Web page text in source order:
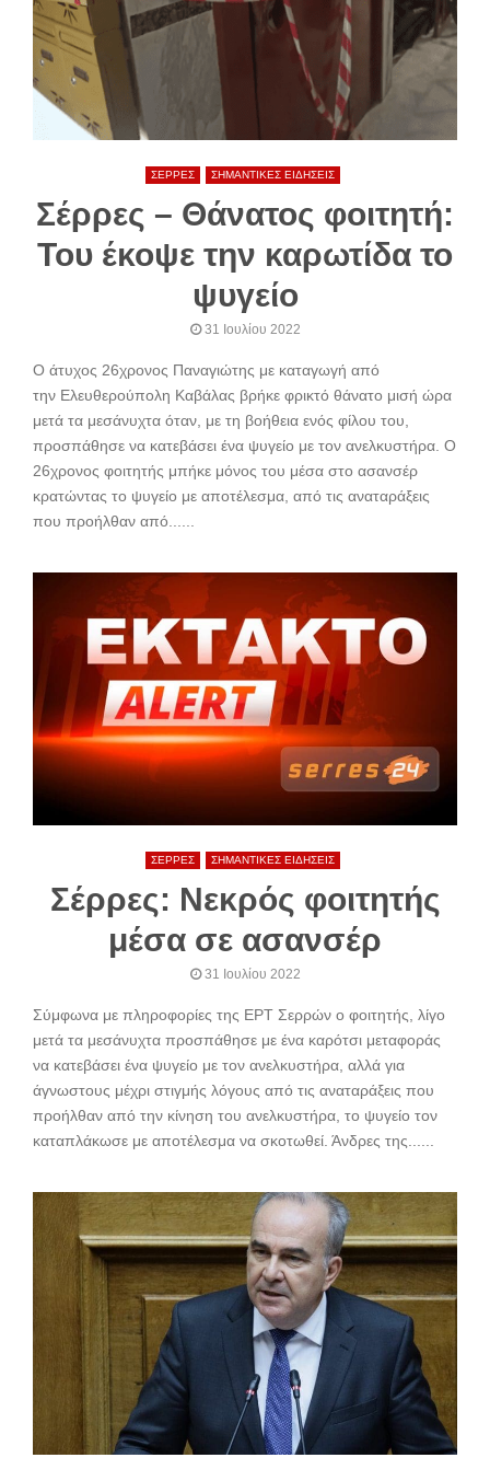
ΣΕΡΡΕΣ ΣΗΜΑΝΤΙΚΕΣ ΕΙΔΗΣΕΙΣ
Σέρρες – Θάνατος φοιτητή:
Του έκοψε την καρωτίδα το
ψυγείο
31 Ιουλίου 2022
Ο άτυχος 26χρονος Παναγιώτης με καταγωγή από
την Ελευθερούπολη Καβάλας βρήκε φρικτό θάνατο μισή ώρα
μετά τα μεσάνυχτα όταν, με τη βοήθεια ενός φίλου του,
προσπάθησε να κατεβάσει ένα ψυγείο με τον ανελκυστήρα. Ο
26χρονος φοιτητής μπήκε μόνος του μέσα στο ασανσέρ
κρατώντας το ψυγείο με αποτέλεσμα, από τις αναταράξεις
που προήλθαν από......
ΣΕΡΡΕΣ ΣΗΜΑΝΤΙΚΕΣ ΕΙΔΗΣΕΙΣ
Σέρρες: Νεκρός φοιτητής
μέσα σε ασανσέρ
31 Ιουλίου 2022
Σύμφωνα με πληροφορίες της ΕΡΤ Σερρών ο φοιτητής, λίγο
μετά τα μεσάνυχτα προσπάθησε με ένα καρότσι μεταφοράς
να κατεβάσει ένα ψυγείο με τον ανελκυστήρα, αλλά για
άγνωστους μέχρι στιγμής λόγους από τις αναταράξεις που
προήλθαν από την κίνηση του ανελκυστήρα, το ψυγείο τον
καταπλάκωσε με αποτέλεσμα να σκοτωθεί. Άνδρες της......